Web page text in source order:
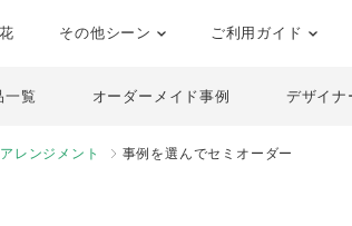
その他シーン ご利用ガイド
一覧 オーダーメイド事例 デザイナ
レンジメント 事例を選んでセミオーダー